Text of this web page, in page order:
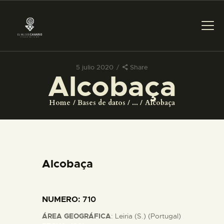
5 julio 2020 Share
Alcobaça
Home Bases de datos ... Alcobaça
PREPARAR LA VISITA
EL MUSEO
COLECCIONES
Alcobaça
NUMERO: 710
ÁREA GEOGRÁFICA: Leiria (S.) (Portugal)